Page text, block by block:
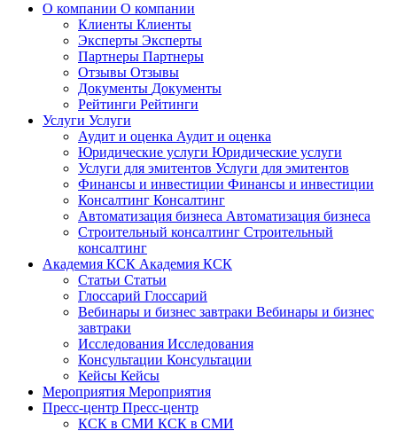
О компании О компании
Клиенты Клиенты
Эксперты Эксперты
Партнеры Партнеры
Отзывы Отзывы
Документы Документы
Рейтинги Рейтинги
Услуги Услуги
Аудит и оценка Аудит и оценка
Юридические услуги Юридические услуги
Услуги для эмитентов Услуги для эмитентов
Финансы и инвестиции Финансы и инвестиции
Консалтинг Консалтинг
Автоматизация бизнеса Автоматизация бизнеса
Строительный консалтинг Строительный
консалтинг
Академия КСК Академия КСК
Статьи Статьи
Глоссарий Глоссарий
Вебинары и бизнес завтраки Вебинары и бизнес
завтраки
Исследования Исследования
Консультации Консультации
Кейсы Кейсы
Мероприятия Мероприятия
Пресс-центр Пресс-центр
КСК в СМИ КСК в СМИ